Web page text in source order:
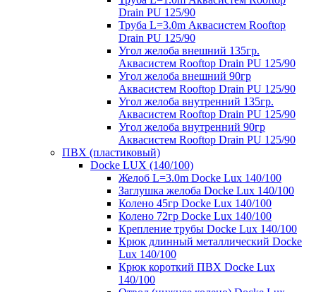
Drain PU 125/90
Труба L=3.0m Аквасистем Rooftop
Drain PU 125/90
Угол желоба внешний 135гр.
Аквасистем Rooftop Drain PU 125/90
Угол желоба внешний 90гр
Аквасистем Rooftop Drain PU 125/90
Угол желоба внутренний 135гр.
Аквасистем Rooftop Drain PU 125/90
Угол желоба внутренний 90гр
Аквасистем Rooftop Drain PU 125/90
ПВХ (пластиковый)
Docke LUX (140/100)
Желоб L=3.0m Docke Lux 140/100
Заглушка желоба Docke Lux 140/100
Колено 45гр Docke Lux 140/100
Колено 72гр Docke Lux 140/100
Крепление трубы Docke Lux 140/100
Крюк длинный металлический Docke
Lux 140/100
Крюк короткий ПВХ Docke Lux
140/100